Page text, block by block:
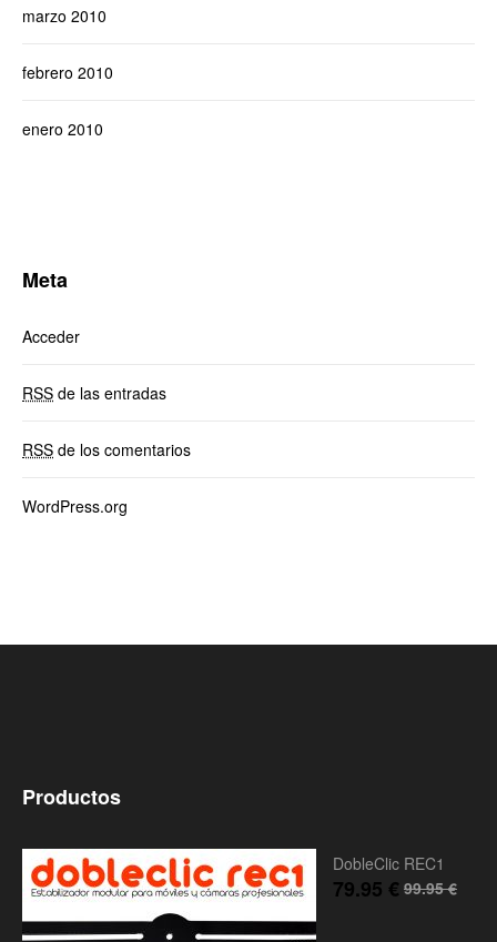
marzo 2010
febrero 2010
enero 2010
Meta
Acceder
RSS de las entradas
RSS de los comentarios
WordPress.org
Productos
DobleClic REC1
99.95€
79.95 €